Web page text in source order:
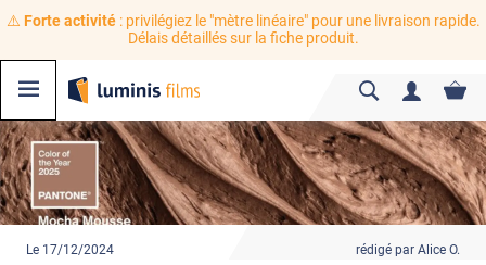
⚠️ Forte activité: privilégiez le "mètre linéaire" pour une livraison rapide.
Délais détaillés sur la fiche produit.
Le 17/12/2024 rédigé par Alice O.